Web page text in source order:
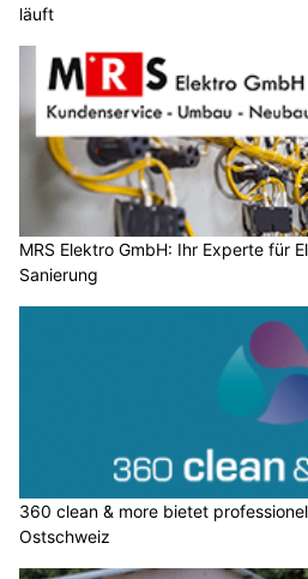
läuft
MRS Elektro GmbH: Ihr Experte für
Sanierung
360 clean & more bietet
Ostschweiz